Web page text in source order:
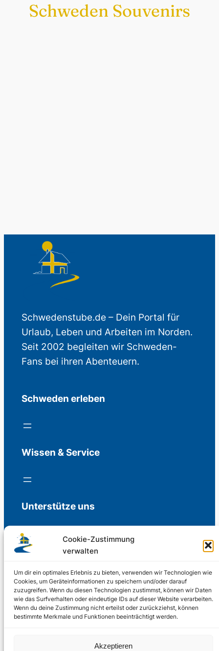
Cookie-Zustimmung
verwalten
Um dir ein optimales Erlebnis zu bieten, verwenden wir Technologien wie
Cookies, um Geräteinformationen zu speichern und/oder darauf
zuzugreifen. Wenn du diesen Technologien zustimmst, können wir Daten
wie das Surfverhalten oder eindeutige IDs auf dieser Website verarbeiten.
Wenn du deine Zustimmung nicht erteilst oder zurückziehst, können
bestimmte Merkmale und Funktionen beeinträchtigt werden.
Akzeptieren
Schweden Souvenirs
Schwedenstube.de – Dein Portal für
Urlaub, Leben und Arbeiten im Norden.
Seit 2002 begleiten wir Schweden-
Fans bei ihren Abenteuern.
Schweden erleben
Wissen & Service
Unterstütze uns
Freiwillige Spenden für die Aufrechterhaltung
Support us
© 2002 – 2026